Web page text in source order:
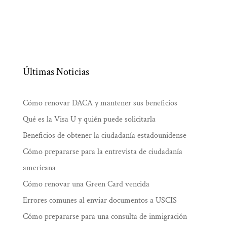
Últimas Noticias
Cómo renovar DACA y mantener sus beneficios
Qué es la Visa U y quién puede solicitarla
Beneficios de obtener la ciudadanía estadounidense
Cómo prepararse para la entrevista de ciudadanía
americana
Cómo renovar una Green Card vencida
Errores comunes al enviar documentos a USCIS
Cómo prepararse para una consulta de inmigración